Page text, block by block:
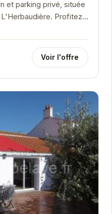
et parking privé, située
Profitez
de...
Voir l'offre